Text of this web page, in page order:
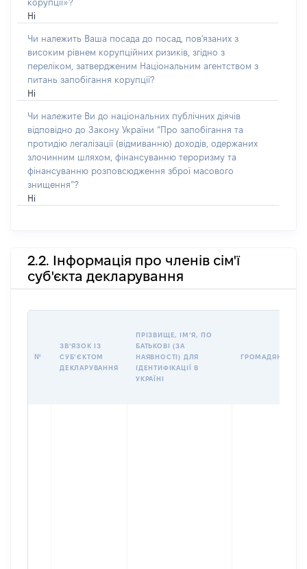
корупції»?
Ні
Чи належить Ваша посада до посад, пов'язаних з
високим рівнем корупційних ризиків, згідно з
переліком, затвердженим Національним агентством з
питань запобігання корупції?
Ні
Чи належите Ви до національних публічних діячів
відповідно до Закону України “Про запобігання та
протидію легалізації (відмиванню) доходів, одержаних
злочинним шляхом, фінансуванню тероризму та
фінансуванню розповсюдження зброї масового
знищення”?
Ні
2.2. Інформація про членів сім'ї
суб'єкта декларування
№
ЗВʼЯЗОК ІЗ
СУБʼЄКТОМ
ДЕКЛАРУВАННЯ
ПРІЗВИЩЕ, ІМʼЯ, ПО
БАТЬКОВІ (ЗА
НАЯВНОСТІ) ДЛЯ
ІДЕНТИФІКАЦІЇ В
УКРАЇНІ
ГРОМАДЯНСТВО